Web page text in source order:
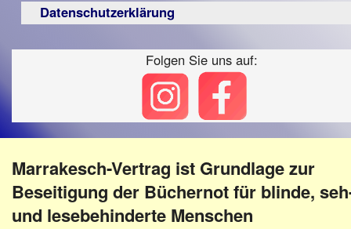
Broschüre
Mac
Berichte
Satzung
Fördern/Spenden
e.V.
Schule
–
Hilfsmittel
-
PC
Berufsbildungswerke
Familienratgeber
Verbände
Datenschutzerklärung
Folgen Sie uns auf:
Marrakesch-Vertrag ist Grundlage zur
Beseitigung der Büchernot für blinde,
und lesebehinderte Menschen